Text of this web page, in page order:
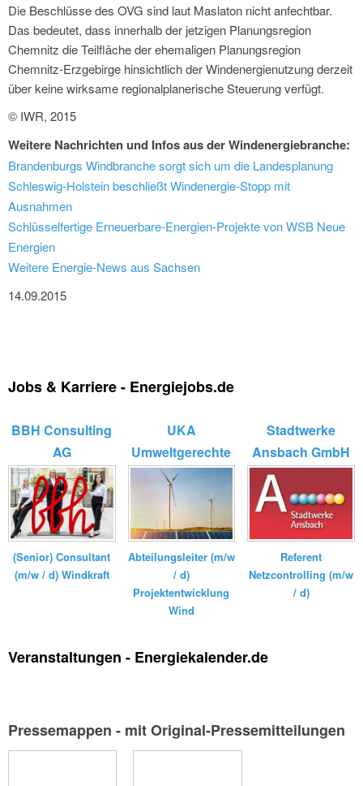
Die Beschlüsse des OVG sind laut Maslaton nicht anfechtbar.
Das bedeutet, dass innerhalb der jetzigen Planungsregion
Chemnitz die Teilfläche der ehemaligen Planungsregion
Chemnitz-Erzgebirge hinsichtlich der Windenergienutzung derzeit
über keine wirksame regionalplanerische Steuerung verfügt.
© IWR, 2015
Weitere Nachrichten und Infos aus der Windenergiebranche:
Brandenburgs Windbranche sorgt sich um die Landesplanung
Schleswig-Holstein beschließt Windenergie-Stopp mit
Ausnahmen
Schlüsselfertige Erneuerbare-Energien-Projekte von WSB Neue
Energien
Weitere Energie-News aus Sachsen
14.09.2015
Jobs & Karriere - Energiejobs.de
BBH Consulting
AG
(Senior) Consultant
(m/w / d) Windkraft
UKA
Umweltgerechte
Kraftanlagen
GmbH ...
Abteilungsleiter (m/w
/ d)
Projektentwicklung
Wind
Stadtwerke
Ansbach GmbH
Referent
Netzcontrolling (m/w
/ d)
Veranstaltungen - Energiekalender.de
Pressemappen - mit Original-Pressemitteilungen